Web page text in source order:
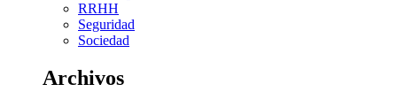
RRHH
Seguridad
Sociedad
Archivos